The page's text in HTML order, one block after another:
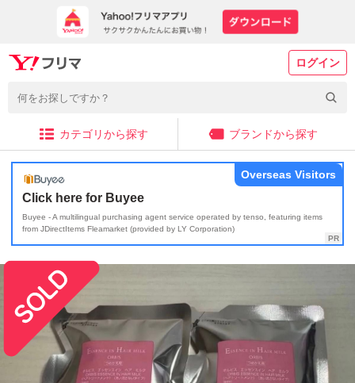
ログイン
カテゴリから探す ブランドから探す
Click here for Buyee
Buyee - A multilingual purchasing agent service operated by tenso, featuring items
from JDirectItems Fleamarket (provided by LY Corporation)
Overseas Visitors